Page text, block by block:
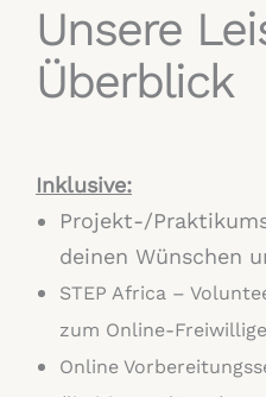
Unsere
Überblick
Inklusive:
Projekt-/
deinen Wünschen
STEP Africa –
zum Online-
Online